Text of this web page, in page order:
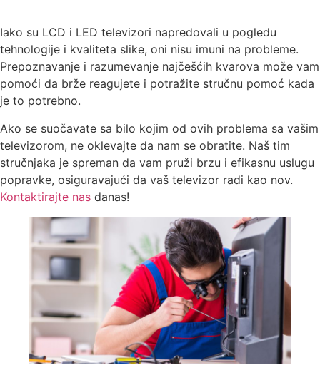
Iako su LCD i LED televizori napredovali u pogledu
tehnologije i kvaliteta slike, oni nisu imuni na probleme.
Prepoznavanje i razumevanje najčešćih kvarova može vam
pomoći da brže reagujete i potražite stručnu pomoć kada
je to potrebno.
Ako se suočavate sa bilo kojim od ovih problema sa vašim
televizorom, ne oklevajte da nam se obratite. Naš tim
stručnjaka je spreman da vam pruži brzu i efikasnu uslugu
popravke, osiguravajući da vaš televizor radi kao nov.
Kontaktirajte nas danas!